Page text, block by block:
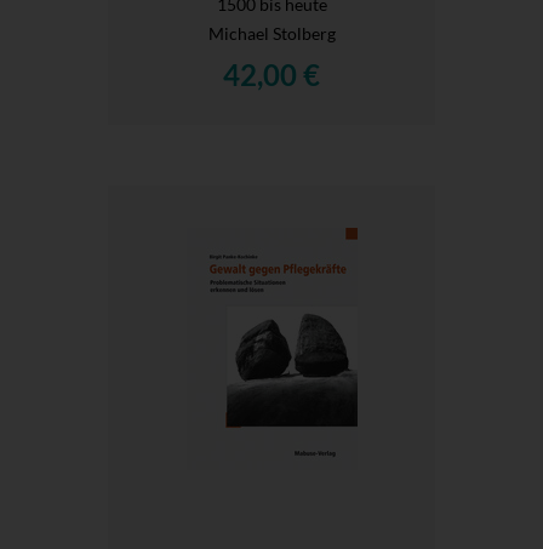
Michael Stolberg
42,00 €